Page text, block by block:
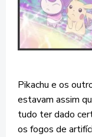
Pikachu e os
estavam assim
tudo ter dado
os fogos de